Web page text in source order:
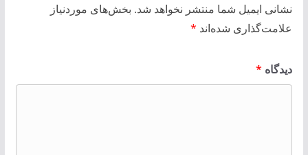
نشانی ایمیل شما منتشر نخواهد شد. بخش‌های موردنیاز
علامت‌گذاری شده‌اند *
دیدگاه *